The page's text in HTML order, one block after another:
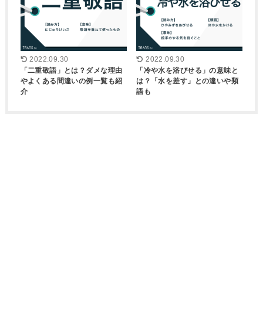
2022.09.30
「二重敬語」とは？ダメな理由
やよくある間違いの例一覧も紹
介
2022.09.30
「冷や水を浴びせる」の意味と
は？「水を差す」との違いや類
語も